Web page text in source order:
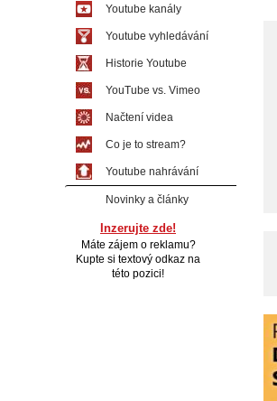
Youtube kanály
Youtube vyhledávání
Historie Youtube
YouTube vs. Vimeo
Načtení videa
Co je to stream?
Youtube nahrávání
Novinky a články
Inzerujte zde!
Máte zájem o reklamu?
Kupte si textový odkaz na
této pozici!